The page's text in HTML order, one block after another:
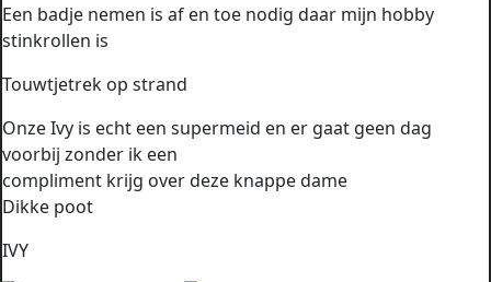
Een badje nemen is af en toe nodig daar mijn hobby
stinkrollen is
Touwtjetrek op strand
Onze Ivy is echt een supermeid en er gaat geen dag
voorbij zonder ik een
compliment krijg over deze knappe dame
Dikke poot
IVY